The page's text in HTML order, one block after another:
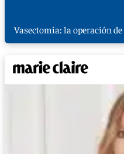
Vasectomía: la operación